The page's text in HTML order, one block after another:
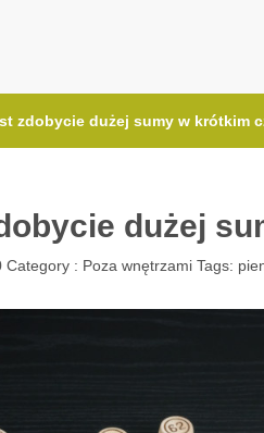
zdobycie dużej sumy w krótkim
dużej
Category : Poza wnętrzami Tags: